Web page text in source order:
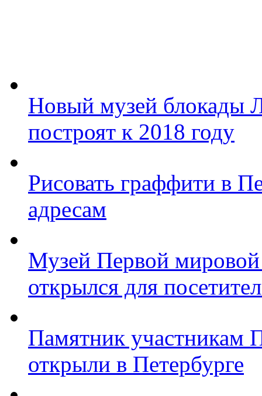
Новый музей блокады
построят к 2018 году
Рисовать граффити в
адресам
Музей Первой
открылся для
Памятник участникам
открыли в Петербурге